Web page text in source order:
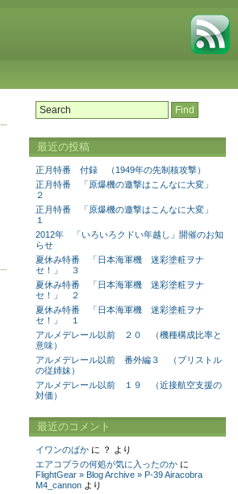
最近の投稿
正月特番 付録 （1949年の先制核攻撃）
正月特番 「原爆機の邀撃はこんなに大変」
２
正月特番 「原爆機の邀撃はこんなに大変」
１
2012年 「いろいろクドい年越し」開催のお知
らせ
夏休み特番 「日本海軍機 迷彩塗粧ヲナ
セ！」 ３
夏休み特番 「日本海軍機 迷彩塗粧ヲナ
セ！」 ２
夏休み特番 「日本海軍機 迷彩塗粧ヲナ
セ！」 １
アルメデレール以前 ２０ （機種構成比率と
意味）
アルメデレール以前 番外編３ （ブリストル
の従姉妹）
アルメデレール以前 １９ （近接航空支援の
対価）
最近のコメント
イワンのばかに ？
より
エアコブラの何処が気に入ったのかに
FlightGear » Blog Archive » P-39 Airacobra
M4_cannonより